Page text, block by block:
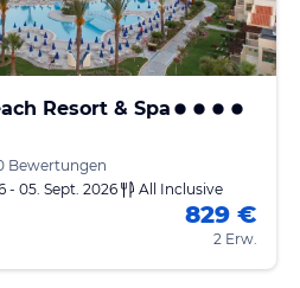
Resort & Spa
Bewertungen
- 05. Sept. 2026
All Inclusive
829 €
2 Erw.